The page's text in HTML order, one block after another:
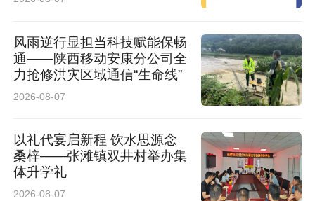
风雨逆行显担当科技赋能保畅
通——陕西移动安康分公司全
力抢修洪灾区域通信“生命线”
2026-08-07
以礼代宴启新程 饮水思源念
桑梓——张滩镇双井村举办集
体升学礼
2026-08-07